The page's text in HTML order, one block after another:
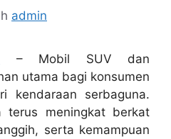
admin
– Mobil SUV dan
utama bagi konsumen
kendaraan serbaguna.
terus meningkat berkat
serta kemampuan